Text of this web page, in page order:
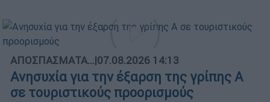
ΑΠΟΣΠΑΣΜΑΤΑ...|07.08.2026 14:13
Ανησυχία για την έξαρση της γρίπης Α
σε τουριστικούς προορισμούς